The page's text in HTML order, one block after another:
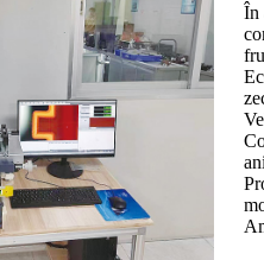
În